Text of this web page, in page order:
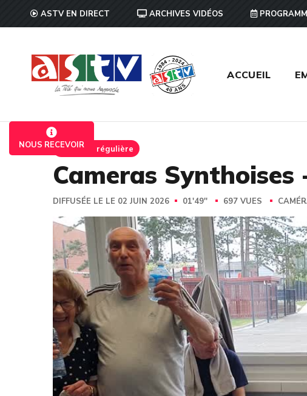
ASTV EN DIRECT ARCHIVES VIDÉOS
ACCUEIL
NOUS RECEVOIREmission régulière
Cameras
DIFFUSÉE LE LE 02 JUIN 2026 01'49'' 697 VUES